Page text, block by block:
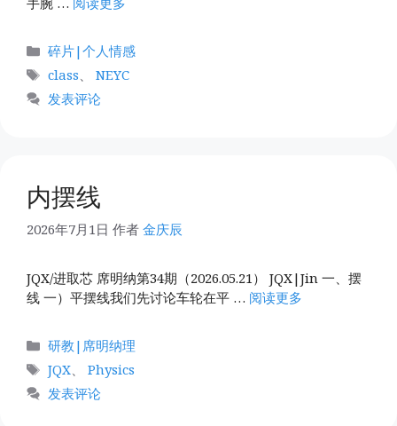
分
类
碎片|个人情感
标
签
class
NEYC
发表评论
内摆线
2026年7月1日 作者 金庆辰
JQX/进取芯 席明纳第34期（2026.05.21） JQX|Jin 一、摆
线 一）平摆线我们先讨论车轮在平 … 阅读更多
分
类
研教|席明纳理
标
签
JQX、 Physics
发表评论